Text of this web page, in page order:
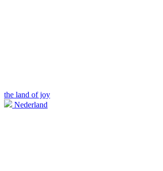
the land of joy
Nederland